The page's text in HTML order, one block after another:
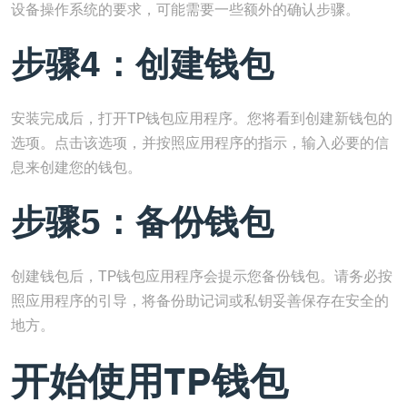
设备操作系统的要求，可能需要一些额外的确认步骤。
步骤4：创建钱包
安装完成后，打开TP钱包应用程序。您将看到创建新钱包的
选项。点击该选项，并按照应用程序的指示，输入必要的信
息来创建您的钱包。
步骤5：备份钱包
创建钱包后，TP钱包应用程序会提示您备份钱包。请务必按
照应用程序的引导，将备份助记词或私钥妥善保存在安全的
地方。
开始使用TP钱包